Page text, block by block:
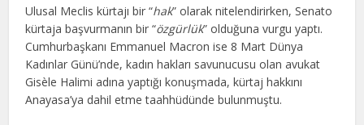
Ulusal Meclis kürtajı bir “hak” olarak nitelendirirken, Senato
kürtaja başvurmanın bir “özgürlük” olduğuna vurgu yaptı.
Cumhurbaşkanı Emmanuel Macron ise 8 Mart Dünya
Kadınlar Günü’nde, kadın hakları savunucusu olan avukat
Gisèle Halimi adına yaptığı konuşmada, kürtaj hakkını
Anayasa’ya dahil etme taahhüdünde bulunmuştu.